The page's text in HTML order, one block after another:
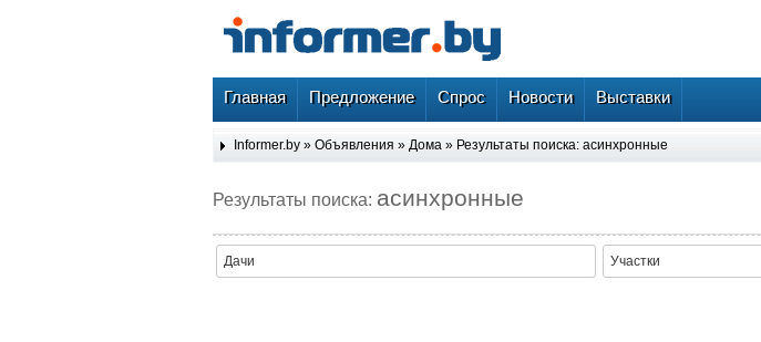
Главная Предложение Спрос Новости Выставки
Informer.by » Объявления » Дома » Результаты поиска: асинхронные
Результаты поиска: асинхронные
Дачи Участки